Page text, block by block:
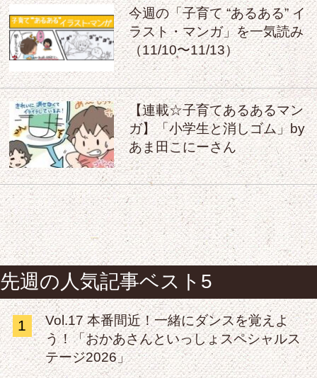
今週の「子育て “あるある” イ
ラスト・マンガ」を一気読み
（11/10〜11/13）
【連載☆子育てあるあるマン
ガ】「小学生と消しゴム」by
あま田こにーさん
先週の人気記事ベスト5
1
Vol.17 本番間近！一緒にダンスを覚えよ
う！「おかあさんといっしょスペシャルス
テージ2026」